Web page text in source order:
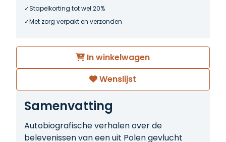
Stapelkorting tot wel 20%
Met zorg verpakt en verzonden
In winkelwagen
Wenslijst
Samenvatting
Autobiografische verhalen over de
belevenissen van een uit Polen gevlucht